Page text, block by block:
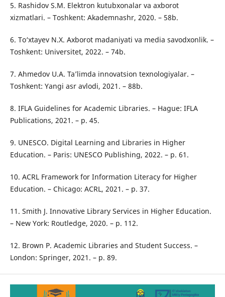
5. Rashidov S.M. Elektron kutubxonalar va axborot
xizmatlari. – Toshkent: Akademnashr, 2020. – 58b.
6. To‘xtayev N.X. Axborot madaniyati va media savodxonlik. –
Toshkent: Universitet, 2022. – 74b.
7. Ahmedov U.A. Ta’limda innovatsion texnologiyalar. –
Toshkent: Yangi asr avlodi, 2021. – 88b.
8. IFLA Guidelines for Academic Libraries. – Hague: IFLA
Publications, 2021. – p. 45.
9. UNESCO. Digital Learning and Libraries in Higher
Education. – Paris: UNESCO Publishing, 2022. – p. 61.
10. ACRL Framework for Information Literacy for Higher
Education. – Chicago: ACRL, 2021. – p. 37.
11. Smith J. Innovative Library Services in Higher Education.
– New York: Routledge, 2020. – p. 112.
12. Brown P. Academic Libraries and Student Success. –
London: Springer, 2021. – p. 89.